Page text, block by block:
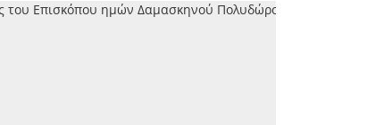
του Επισκόπου ημών Δαμασκηνού Πολυδώρου [1901-09-29]